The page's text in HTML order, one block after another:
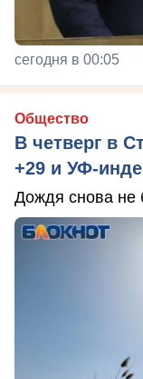
сегодня в 00:05
Общество
В четверг в
+29 и УФ-
Дождя снова не